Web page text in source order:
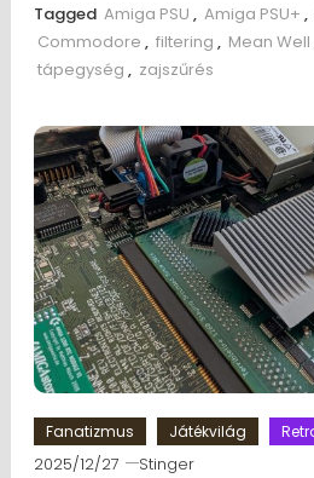
Tagged Amiga PSU , Amiga PSU+ ,
Commodore , filtering , Mean Well
tápegység , zajszűrés
Fanatizmus Játékvilág
2025/12/27 Stinger